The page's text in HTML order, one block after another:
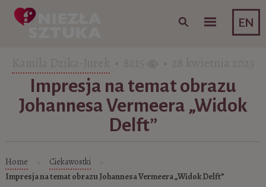
EN
Skip to content
Impresja na temat obrazu
Johannesa Vermeera „Widok
Delft”
Home Ciekawostki
Impresja na temat obrazu Johannesa Vermeera „Widok Delft”